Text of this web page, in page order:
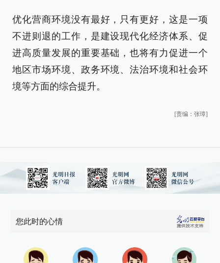
优化营商环境没有最好，只有更好，这是一项
不进则退的工作，是建设现代化经济体系、促
进高质量发展的重要基础，也将有力促进一个
地区市场环境、政务环境、法治环境和社会环
境等方面的综合提升。
[责编：张璋]
您此时的心情